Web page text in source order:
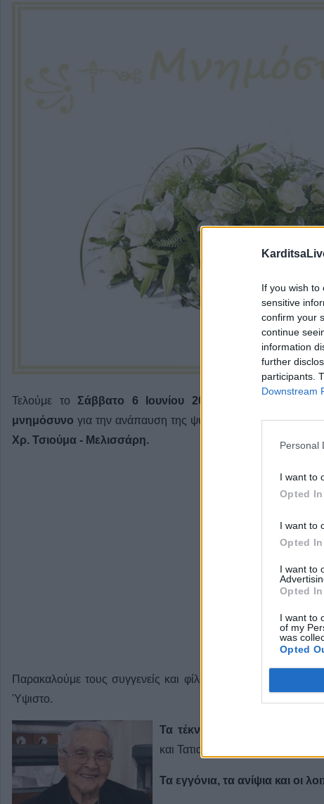
If you wish to
sensitive
confirm your
continue
information
further
participants.
Downstream
Personal
I want to
Opted In
I want to
Opted In
I want to
Opted In
I want to
of my
was
Opted
Τελούμε το Σάββατο 6 Ιουνίου 2026
μνημόσυνο για την ανάπαυση της ψυχής της αγαπημένης
Χρ. Τσιούμα - Μελισσάρη.
Παρακαλούμε τους συγγενείς και φίλους όπως προσέλθουν
Ύψιστο.
Τα τέκνα
: Χρυσούλα,
και Τατιανή, Μαρία και Ευάγγελος
Τα εγγόνια, τα ανίψια και οι